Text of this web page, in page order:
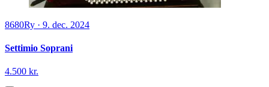
8680Ry · 9. dec. 2024
Settimio Soprani
4.500 kr.